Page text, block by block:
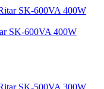
SK-600VA 400W